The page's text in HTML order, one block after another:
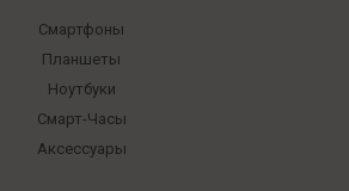
Смартфоны
Планшеты
Ноутбуки
Смарт-Часы
Аксессуары